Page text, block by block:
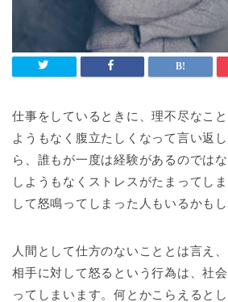
仕事をしているときに、理不尽なこ
ようもなく腹立たしくなって言い返
ら、誰もが一度は経験があるのでは
しようもなくストレスがたまってし
して怒鳴ってしまった人もいるかもし
人間として仕方のないこととは言え
相手に対して怒るという行為は、社
ってしまいます。何とかこらえると